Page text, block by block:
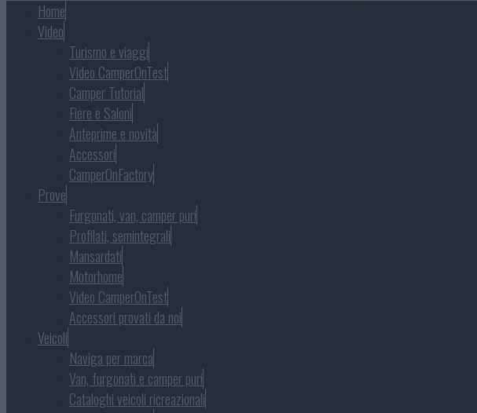
Home
Video
Turismo e viaggi
Video CamperOnTest
Camper Tutorial
Fiere e Saloni
Anteprime e novità
Accessori
CamperOnFactory
Prove
Furgonati, van, camper puri
Profilati, semintegrali
Mansardati
Motorhome
Video CamperOnTest
Accessori provati da noi
Veicoli
Naviga per marca
Van, furgonati e camper puri
Cataloghi veicoli ricreazionali